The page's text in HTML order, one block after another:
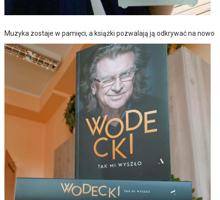
Muzyka zostaje w pamięci, a książki pozwalają ją odkrywać na nowo